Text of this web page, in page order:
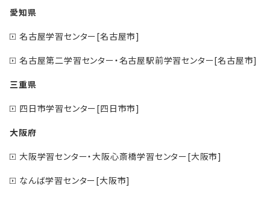
愛知県
名古屋学習センター[名古屋市]
名古屋第二学習センター・名古屋駅前学習センター[名古屋市]
三重県
四日市学習センター[四日市市]
大阪府
大阪学習センター・大阪心斎橋学習センター[大阪市]
なんば学習センター[大阪市]